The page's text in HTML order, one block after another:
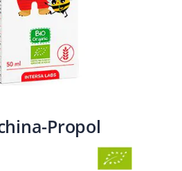
Propol